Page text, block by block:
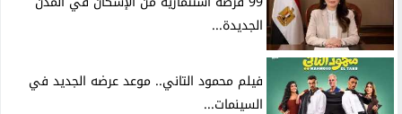
الجديدة...
فيلم محمود التاني.. موعد عرضه الجديد في
السينمات...